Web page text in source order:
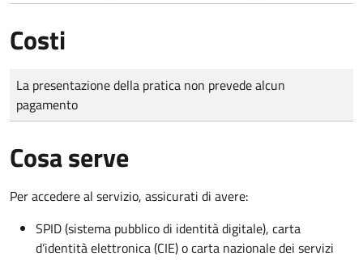
Costi
Tipo di pagamento
Importo
La presentazione della pratica non prevede alcun
pagamento
Cosa serve
Per accedere al servizio, assicurati di avere:
SPID (sistema pubblico di identità digitale), carta
d’identità elettronica (CIE) o carta nazionale dei servizi